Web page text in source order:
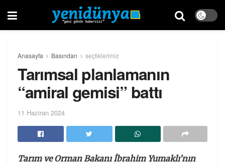
Anasayfa Basından seçtiklerimiz
Tarımsal planlamanın
“amiral gemisi” battı
11 Haziran 2024
Tarım ve Orman Bakanı İbrahim Yumaklı’nın